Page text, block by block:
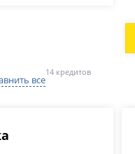
все
14 кредитов